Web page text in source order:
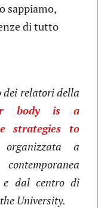
sappiamo,
di tutto
dei relatori della
body is a
strategies to
a
e dal centro di
University.